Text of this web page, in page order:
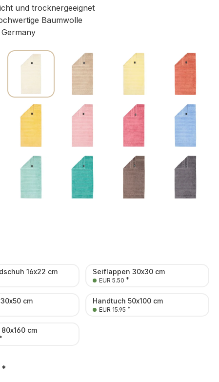
und trocknergeeignet
Baumwolle
16x22 cm Seiflappen 30x30 cm
EUR 5.50 *
cm Handtuch 50x100 cm
EUR 15.95 *
cm
*
*